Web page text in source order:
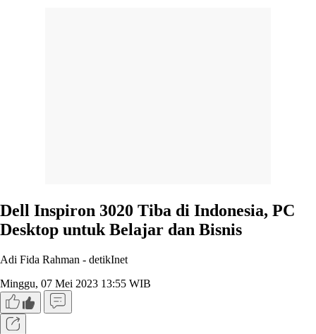
Dell Inspiron 3020 Tiba di Indonesia, PC
Desktop untuk Belajar dan Bisnis
Adi Fida Rahman - detikInet
Minggu, 07 Mei 2023 13:55 WIB